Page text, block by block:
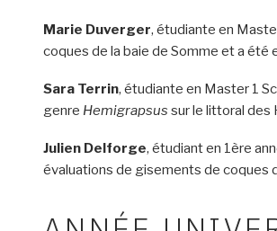
Marie Duverger, étudiante en
coques de la baie de Somme et a été
Sara Terrin, étudiante en Master 1
genre Hemigrapsus sur le littoral des
Julien Delforge, étudiant en 1ère
évaluations de gisements de coques